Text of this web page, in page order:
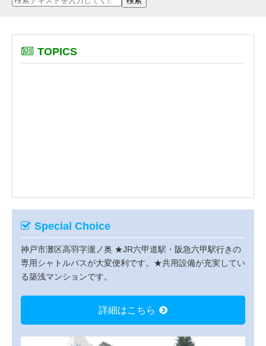
TOPICS
Special Choice
神戸市灘区高羽字瀧ノ奥 ★JR六甲道駅・阪急六甲駅行きの
専用シャトルバスが大変便利です。★共用設備が充実してい
る築浅マンションです。
詳細はこちら